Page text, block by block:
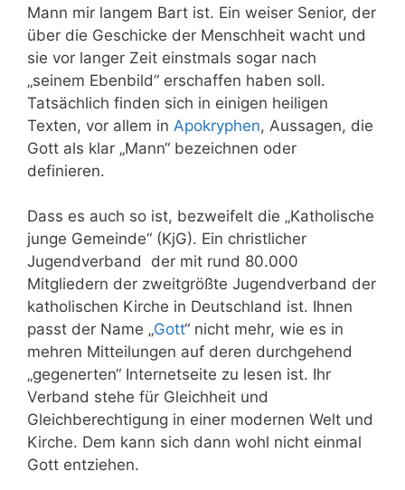
Mann mir langem Bart ist. Ein weiser Senior, der
über die Geschicke der Menschheit wacht und
sie vor langer Zeit einstmals sogar nach
„seinem Ebenbild“ erschaffen haben soll.
Tatsächlich finden sich in einigen heiligen
Texten, vor allem in Apokryphen, Aussagen, die
Gott als klar „Mann“ bezeichnen oder
definieren.
Dass es auch so ist, bezweifelt die „Katholische
junge Gemeinde“ (KjG). Ein christlicher
Jugendverband der mit rund 80.000
Mitgliedern der zweitgrößte Jugendverband der
katholischen Kirche in Deutschland ist. Ihnen
passt der Name „Gott“ nicht mehr, wie es in
mehren Mitteilungen auf deren durchgehend
„gegenerten“ Internetseite zu lesen ist. Ihr
Verband stehe für Gleichheit und
Gleichberechtigung in einer modernen Welt und
Kirche. Dem kann sich dann wohl nicht einmal
Gott entziehen.